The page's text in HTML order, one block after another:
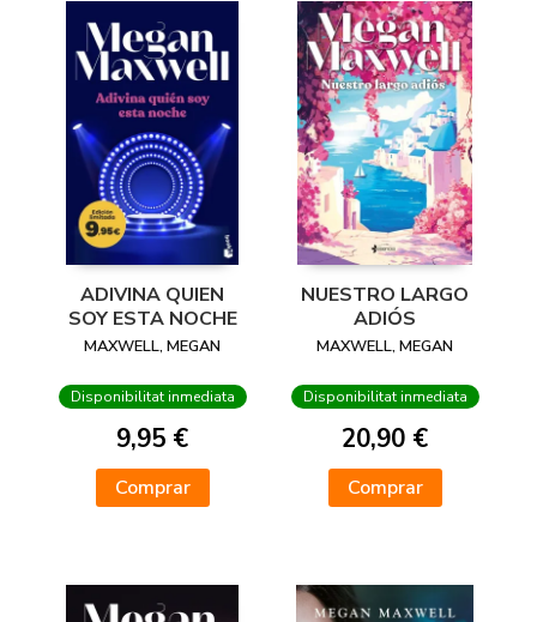
ADIVINA QUIEN
SOY ESTA NOCHE
MAXWELL, MEGAN
Disponibilitat inmediata
9,95 €
Comprar
NUESTRO LARGO
ADIÓS
MAXWELL, MEGAN
Disponibilitat inmediata
20,90 €
Comprar